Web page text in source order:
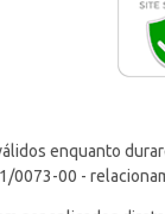
enquanto
0073-00 -